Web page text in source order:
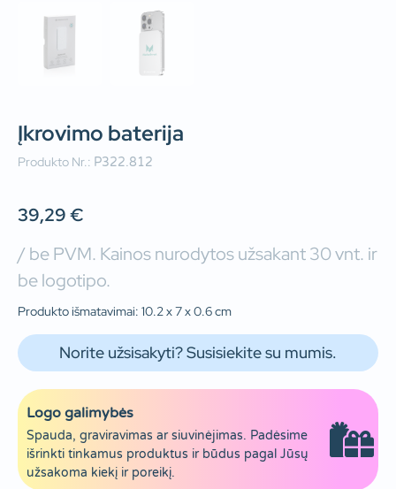
Įkrovimo baterija
Produkto Nr.: P322.812
39,29€
/ be PVM. Kainos nurodytos užsakant 30 vnt. ir
be logotipo.
Produkto išmatavimai: 10.2 x 7 x 0.6 cm
Norite užsisakyti? Susisiekite su mumis.
Logo galimybės
Spauda, graviravimas ar siuvinėjimas. Padėsime
išrinkti tinkamus produktus ir būdus pagal Jūsų
užsakoma kiekį ir poreikį.